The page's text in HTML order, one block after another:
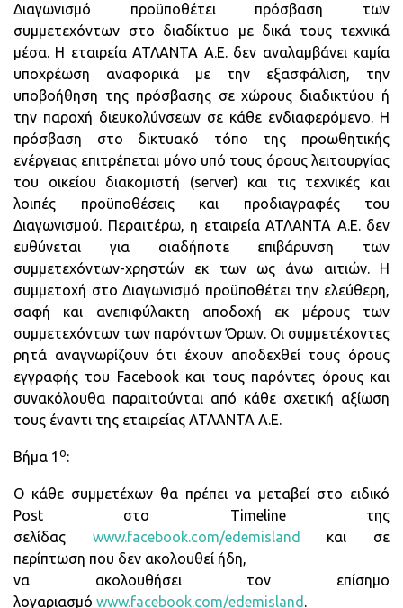
Διαγωνισμό προϋποθέτει πρόσβαση των
συμμετεχόντων στο διαδίκτυο με δικά τους τεχνικά
μέσα. Η εταιρεία ΑΤΛΑΝΤΑ Α.Ε. δεν αναλαμβάνει καμία
υποχρέωση αναφορικά με την εξασφάλιση, την
υποβοήθηση της πρόσβασης σε χώρους διαδικτύου ή
την παροχή διευκολύνσεων σε κάθε ενδιαφερόμενο. Η
πρόσβαση στο δικτυακό τόπο της προωθητικής
ενέργειας επιτρέπεται μόνο υπό τους όρους λειτουργίας
του οικείου διακομιστή (server) και τις τεχνικές και
λοιπές προϋποθέσεις και προδιαγραφές του
Διαγωνισμού. Περαιτέρω, η εταιρεία ΑΤΛΑΝΤΑ Α.Ε. δεν
ευθύνεται για οιαδήποτε επιβάρυνση των
συμμετεχόντων-χρηστών εκ των ως άνω αιτιών. Η
συμμετοχή στο Διαγωνισμό προϋποθέτει την ελεύθερη,
σαφή και ανεπιφύλακτη αποδοχή εκ μέρους των
συμμετεχόντων των παρόντων Όρων. Οι συμμετέχοντες
ρητά αναγνωρίζουν ότι έχουν αποδεχθεί τους όρους
εγγραφής του Facebook και τους παρόντες όρους και
συνακόλουθα παραιτούνται από κάθε σχετική αξίωση
τους έναντι της εταιρείας ΑΤΛΑΝΤΑ Α.Ε.
Βήμα 1 ο:
Ο κάθε συμμετέχων θα πρέπει να μεταβεί στο ειδικό
Post στο Timeline της
σελίδας www.facebook.com/edemisland
και σε
περίπτωση που δεν ακολουθεί ήδη,
να ακολουθήσει τον επίσημο
λογαριασμό www.facebook.com/edemisland .